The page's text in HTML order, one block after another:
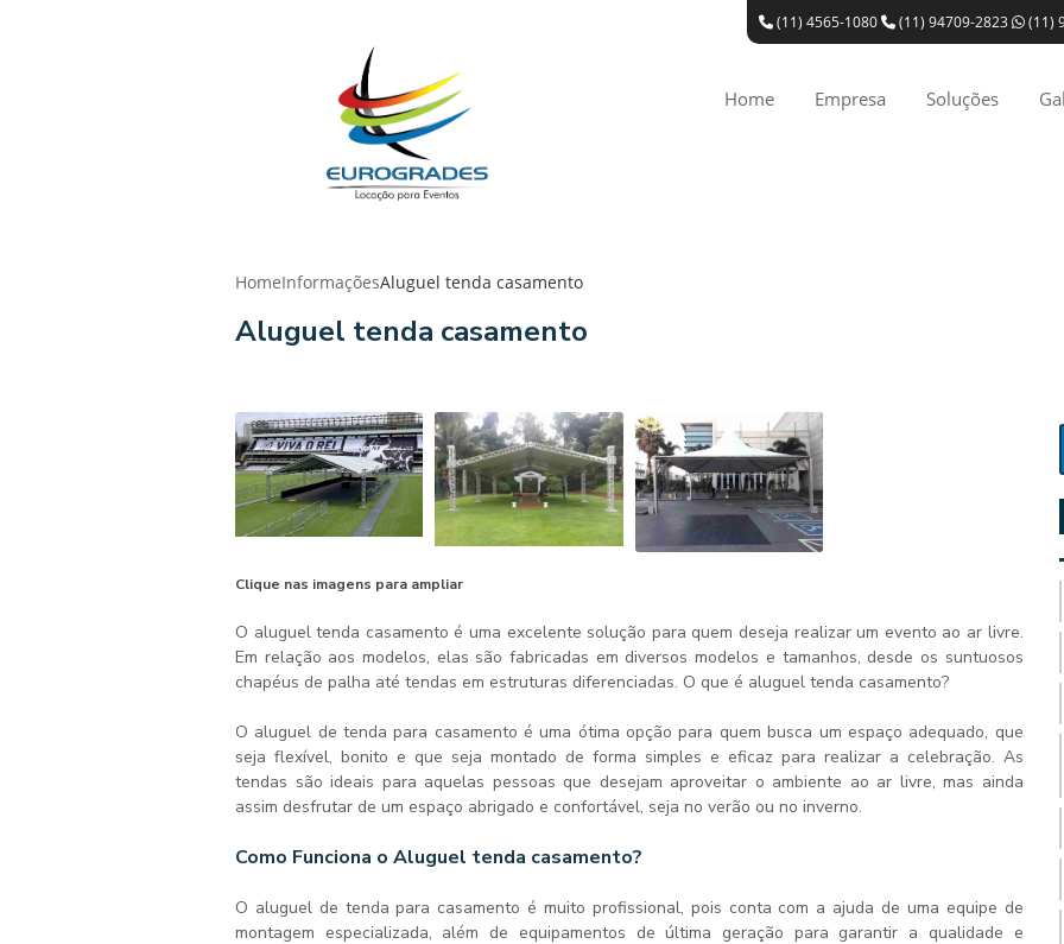
Home Empresa Soluções
(11) 4565-1080 (11) 94709-2823 (11)
HomeInformaçõesAluguel tenda casamento
Aluguel tenda casamento
Clique nas imagens para ampliar
O aluguel tenda casamento é uma excelente solução para quem deseja realizar um evento ao ar livre.
Em relação aos modelos, elas são fabricadas em diversos modelos e tamanhos, desde os suntuosos
chapéus de palha até tendas em estruturas diferenciadas. O que é aluguel tenda casamento?
O aluguel de tenda para casamento é uma ótima opção para quem busca um espaço adequado, que
seja flexível, bonito e que seja montado de forma simples e eficaz para realizar a celebração. As
tendas são ideais para aquelas pessoas que desejam aproveitar o ambiente ao ar livre, mas ainda
assim desfrutar de um espaço abrigado e confortável, seja no verão ou no inverno.
Como Funciona o Aluguel tenda casamento?
O aluguel de tenda para casamento é muito profissional, pois conta com a ajuda de uma equipe de
montagem especializada, além de equipamentos de última geração para garantir a qualidade e